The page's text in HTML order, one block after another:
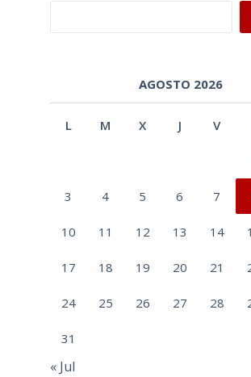
AGOSTO 2026
L M X J V
3 4 5 6 7
10 11 12 13 14
17 18 19 20 21
24 25 26 27 28
31
« Jul